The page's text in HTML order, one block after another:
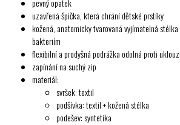
pevný opatek
uzavřená špička, která chrání dětské prstíky
kožená, anatomicky tvarovaná vyjímatelná
bakteriím
flexibilní a prodyšná podrážka odolná proti
zapínání na suchý zip
materiál:
svršek: textil
podšívka: textil + kožená stélka
podešev: syntetika